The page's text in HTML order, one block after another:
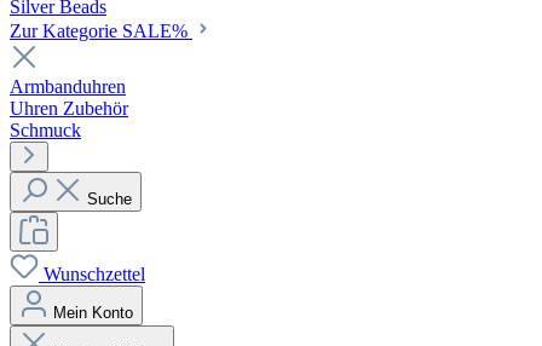
Silver Beads
Zur Kategorie SALE%
Armbanduhren
Uhren Zubehör
Schmuck
Suche
Wunschzettel
Mein Konto